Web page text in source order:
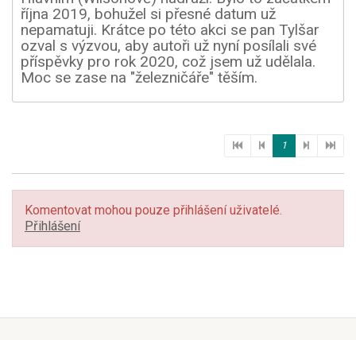
října 2019, bohužel si přesné datum už
nepamatuji. Krátce po této akci se pan Tylšar
ozval s výzvou, aby autoři už nyní posílali své
příspěvky pro rok 2020, což jsem už udělala.
Moc se zase na "železničáře" těším.
1
Komentovat mohou pouze přihlášení uživatelé.
Přihlášení